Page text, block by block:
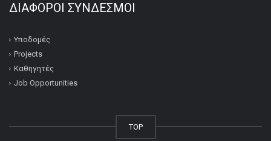
ΔΙΆΦΟΡΟΙ ΣΎΝΔΕΣΜΟΙ
Υποδομές
Projects
Καθηγητές
Job Opportunities
TOP